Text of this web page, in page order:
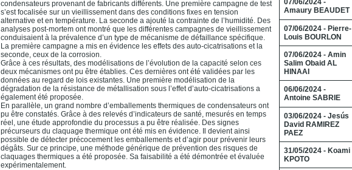
07/06/2024 -
Amaury BEAUDET
07/06/2024 - Pierre-
Louis BOURLON
07/06/2024 - Amin
Salim Obaid AL
HINAAI
06/06/2024 -
Antoine SABRIE
03/06/2024 - Jesús
David RAMIREZ
PAEZ
31/05/2024 - Koami
KPOTO
condensateurs provenant de fabricants différents. Une première campagne de test
s’est focalisée sur un vieillissement dans des conditions fixes en tension
alternative et en température. La seconde a ajouté la contrainte de l’humidité. Des
analyses post-mortem ont montré que les différentes campagnes de vieillissement
conduisaient à la prévalence d’un type de mécanisme de défaillance spécifique.
La première campagne a mis en évidence les effets des auto-cicatrisations et la
seconde, ceux de la corrosion.
Grâce à ces résultats, des modélisations de l’évolution de la capacité selon ces
deux mécanismes ont pu être établies. Ces dernières ont été validées par les
données au regard de lois existantes. Une première modélisation de la
dégradation de la résistance de métallisation sous l’effet d’auto-cicatrisations a
également été proposée.
En parallèle, un grand nombre d’emballements thermiques de condensateurs ont
pu être constatés. Grâce à des relevés d’indicateurs de santé, mesurés en temps
réel, une étude approfondie du processus a pu être réalisée. Des signes
précurseurs du claquage thermique ont été mis en évidence. Il devient ainsi
possible de détecter précocement les emballements et d’agir pour prévenir leurs
dégâts. Sur ce principe, une méthode générique de prévention des risques de
claquages thermiques a été proposée. Sa faisabilité a été démontrée et évaluée
expérimentalement.